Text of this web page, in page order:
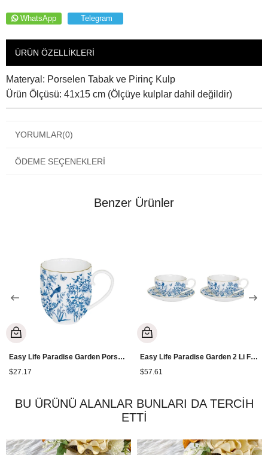
WhatsApp Telegram
ÜRÜN ÖZELLIKLERI
Materyal: Porselen Tabak ve Pirinç Kulp
Ürün Ölçüsü: 41x15 cm (Ölçüye kulplar dahil değildir)
YORUMLAR(0)
ÖDEME SEÇENEKLERI
Benzer Ürünler
Easy Life Paradise Garden Porselen Kupa 300 ml
$27.17
Easy Life Paradise Garden 2 Li Fincan 100 ml
$57.61
BU ÜRÜNÜ ALANLAR BUNLARI DA TERCİH
ETTİ